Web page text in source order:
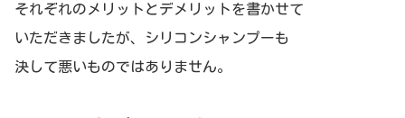
それぞれのメリットとデメリットを書かせて
いただきましたが、シリコンシャンプーも
決して悪いものではありません。